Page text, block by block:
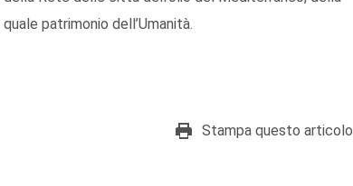
patrimonio dell’Umanità.
Stampa questo articolo